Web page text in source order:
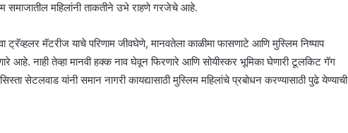
समाजातील महिलांनी ताकतीने उभे राहणे गरजेचे आहे.
मॅटरीज याचे परिणाम जीवघेणे, मानवतेला काळीमा फासणाटे आणि मुस्लिम निष्पाप
आहे. नाही तेव्हा मानवी हक्क नाव घेवून फिरणारे आणि सोयीस्कर भूमिका घेणारी टूलकिट गॅग
सेटलवाड यांनी समान नागरी कायद्यासाठी मुस्लिम महिलांचे प्रबोधन करण्यासाठी पुढे येण्याची